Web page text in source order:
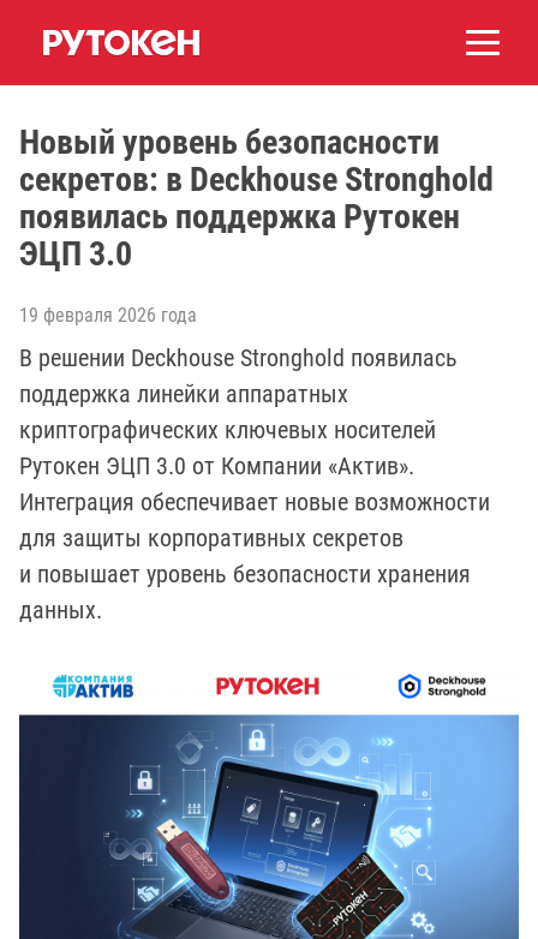
Новый уровень безопасности
секретов: в Deckhouse Stronghold
появилась поддержка Рутокен
ЭЦП 3.0
19 февраля 2026 года
В решении Deckhouse Stronghold появилась
поддержка линейки аппаратных
криптографических ключевых носителей
Рутокен ЭЦП 3.0 от Компании «Актив».
Интеграция обеспечивает новые возможности
для защиты корпоративных секретов
и повышает уровень безопасности хранения
данных.